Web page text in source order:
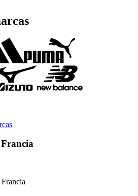
Francia